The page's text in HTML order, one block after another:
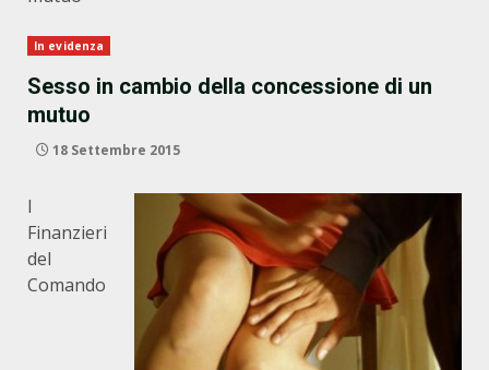
In evidenza
Sesso in cambio della concessione di un
mutuo
18 Settembre 2015
I
Finanzieri
del
Comando